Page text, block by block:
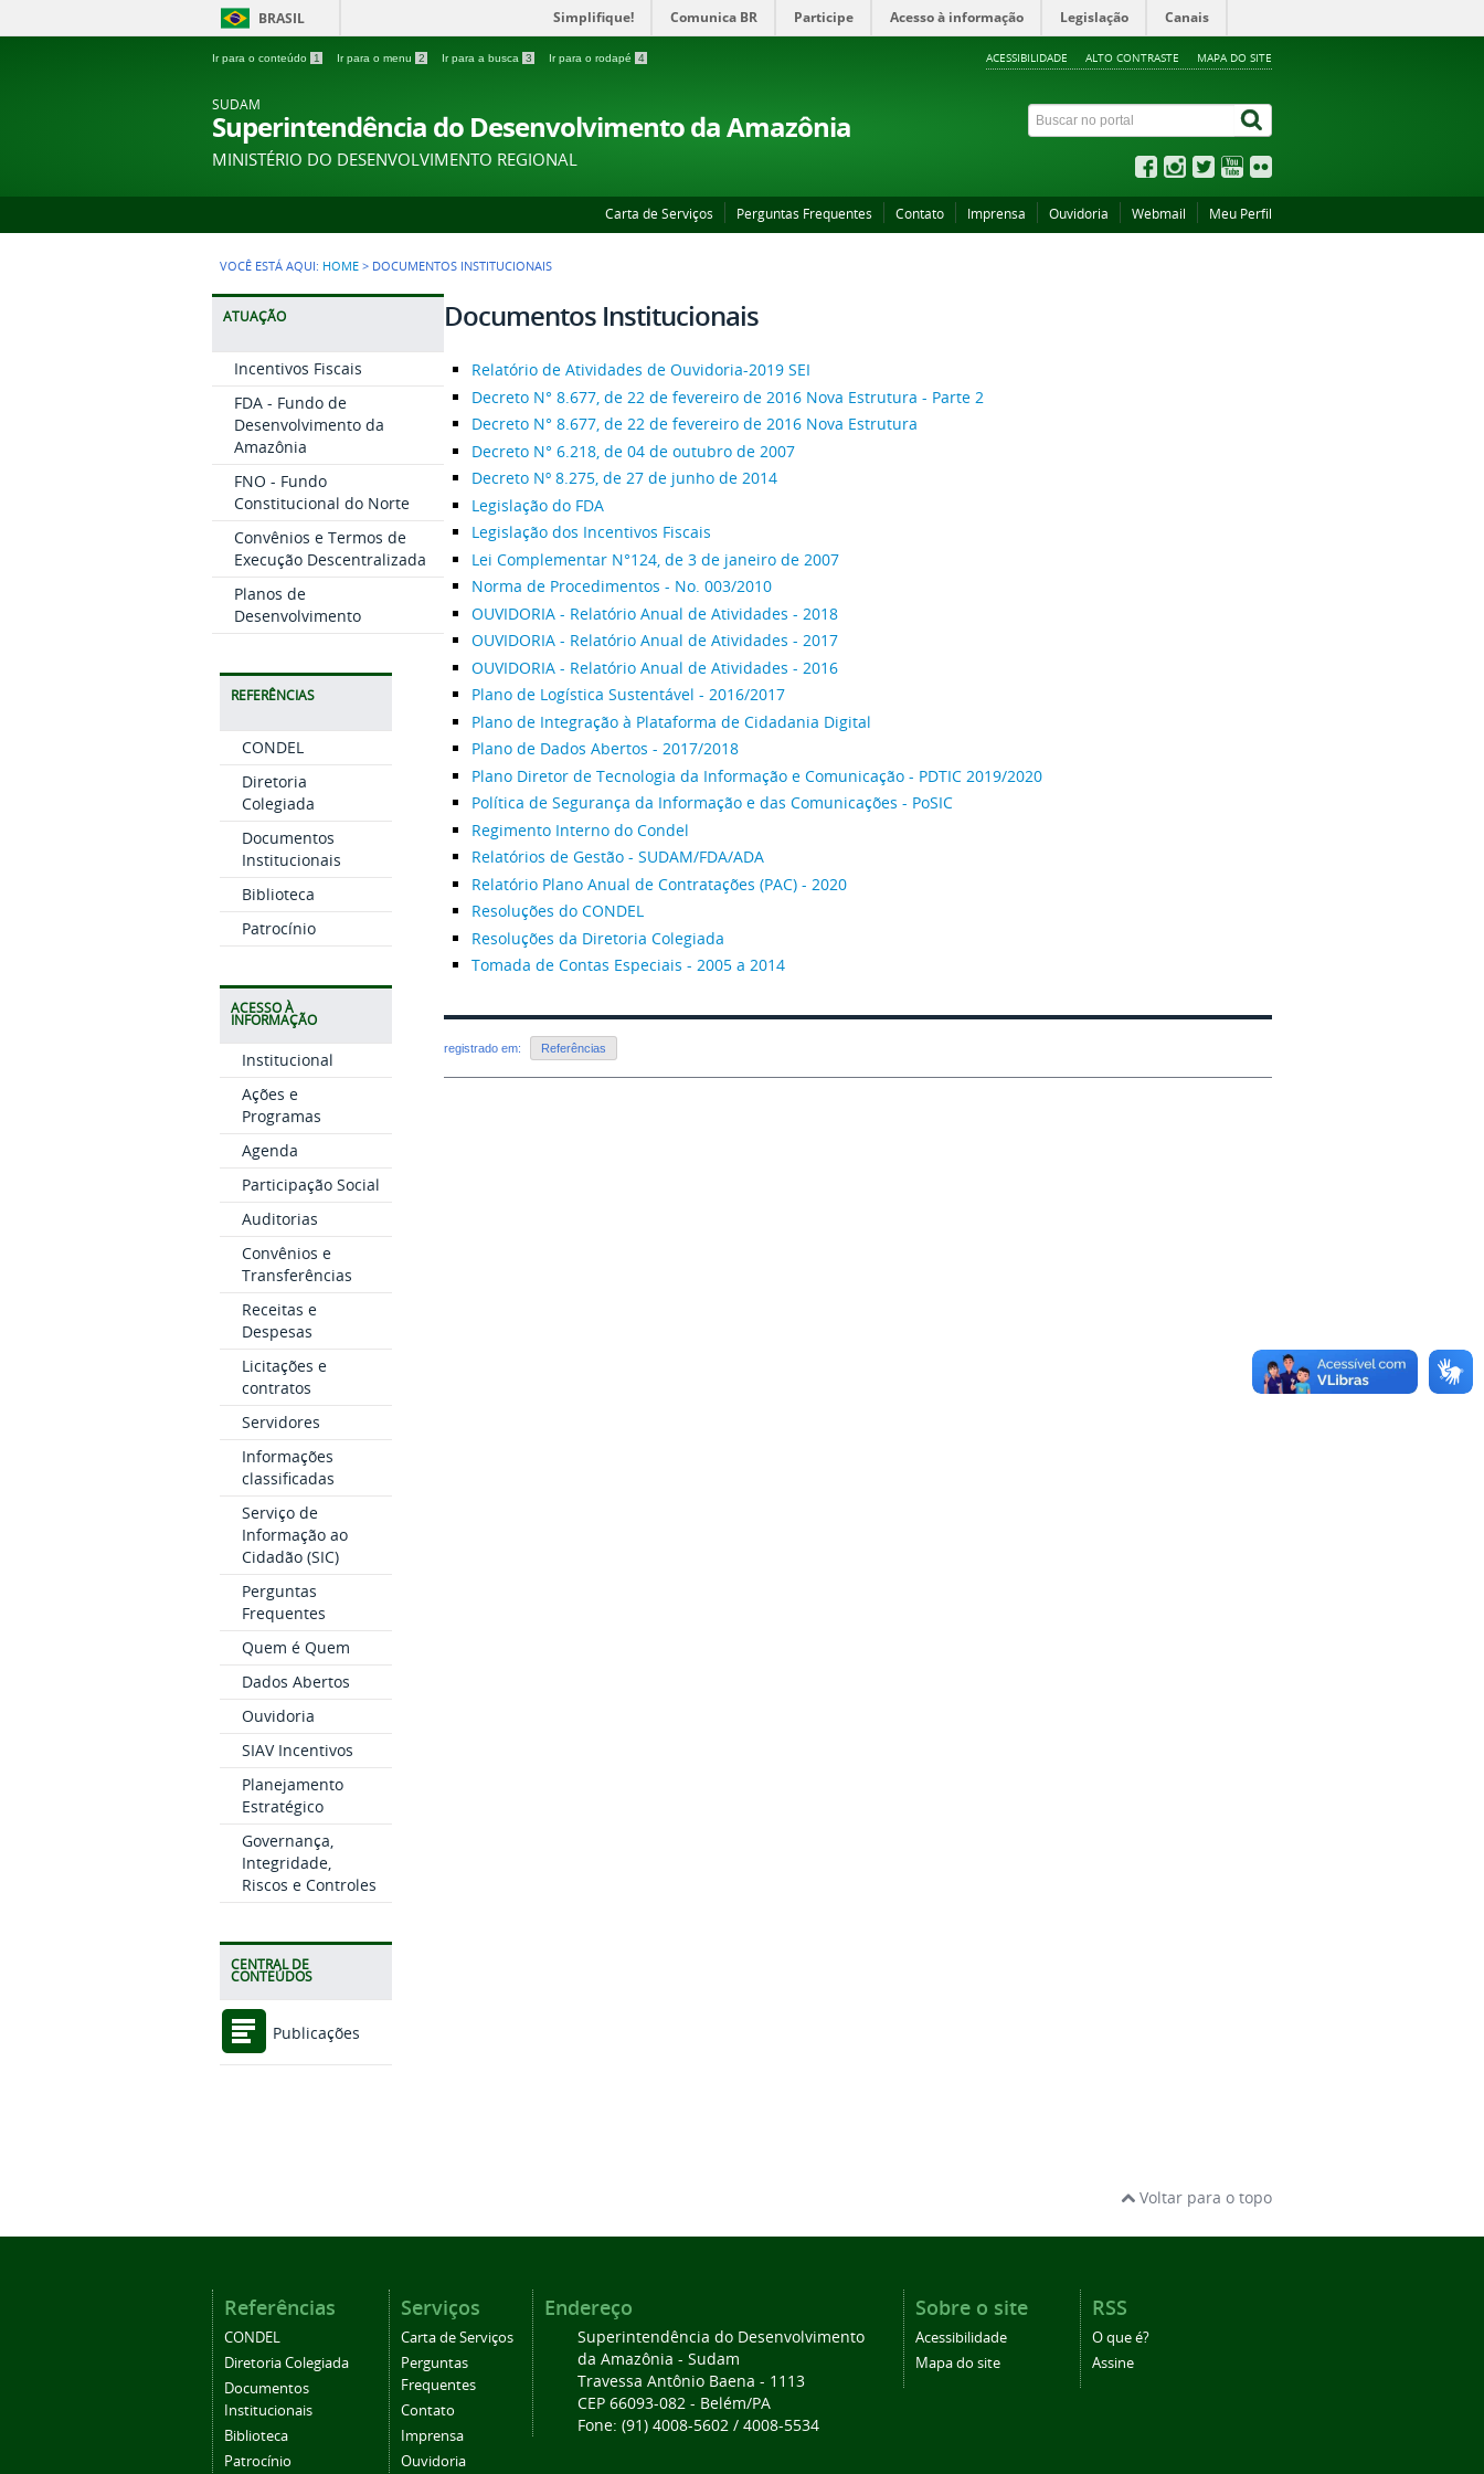
BRASIL Simplifique! Comunica BR Participe Acesso à informação Legislação Canais
Ir para o conteúdo 1 Ir para o menu 2 Ir para a busca 3 Ir para o rodapé 4 ACESSIBILIDADE ALTO CONTRASTE MAPA DO SITE
SUDAM
Superintendência do Desenvolvimento da Amazônia
MINISTÉRIO DO DESENVOLVIMENTO REGIONAL
Carta de Serviços Perguntas Frequentes Contato Imprensa Ouvidoria Webmail Meu Perfil
VOCÊ ESTÁ AQUI: HOME > DOCUMENTOS INSTITUCIONAIS
ATUAÇÃO
Incentivos Fiscais
FDA - Fundo de
Desenvolvimento da
Amazônia
FNO - Fundo
Constitucional do Norte
Convênios e Termos de
Execução Descentralizada
Planos de
Desenvolvimento
REFERÊNCIAS
CONDEL
Diretoria
Colegiada
Documentos
Institucionais
Biblioteca
Patrocínio
ACESSO À
INFORMAÇÃO
Institucional
Ações e
Programas
Agenda
Participação Social
Auditorias
Convênios e
Transferências
Receitas e
Despesas
Licitações e
contratos
Servidores
Informações
classificadas
Serviço de
Informação ao
Cidadão (SIC)
Perguntas
Frequentes
Quem é Quem
Dados Abertos
Ouvidoria
SIAV Incentivos
Planejamento
Estratégico
Governança,
Integridade,
Riscos e Controles
CENTRAL DE
CONTEÚDOS
Publicações
Documentos Institucionais
Relatório de Atividades de Ouvidoria-2019 SEI
Decreto N° 8.677, de 22 de fevereiro de 2016 Nova Estrutura - Parte 2
Decreto N° 8.677, de 22 de fevereiro de 2016 Nova Estrutura
Decreto N° 6.218, de 04 de outubro de 2007
Decreto Nº 8.275, de 27 de junho de 2014
Legislação do FDA
Legislação dos Incentivos Fiscais
Lei Complementar N°124, de 3 de janeiro de 2007
Norma de Procedimentos - No. 003/2010
OUVIDORIA - Relatório Anual de Atividades - 2018
OUVIDORIA - Relatório Anual de Atividades - 2017
OUVIDORIA - Relatório Anual de Atividades - 2016
Plano de Logística Sustentável - 2016/2017
Plano de Integração à Plataforma de Cidadania Digital
Plano de Dados Abertos - 2017/2018
Plano Diretor de Tecnologia da Informação e Comunicação - PDTIC 2019/2020
Política de Segurança da Informação e das Comunicações - PoSIC
Regimento Interno do Condel
Relatórios de Gestão - SUDAM/FDA/ADA
Relatório Plano Anual de Contratações (PAC) - 2020
Resoluções do CONDEL
Resoluções da Diretoria Colegiada
Tomada de Contas Especiais - 2005 a 2014
registrado em: Referências
Voltar para o topo
Referências
CONDEL
Diretoria Colegiada
Documentos
Institucionais
Biblioteca
Patrocínio
Serviços
Carta de Serviços
Perguntas
Frequentes
Contato
Imprensa
Ouvidoria
Endereço
Superintendência do Desenvolvimento
da Amazônia - Sudam
Travessa Antônio Baena - 1113
CEP 66093-082 - Belém/PA
Fone: (91) 4008-5602 / 4008-5534
Sobre o site
Acessibilidade
Mapa do site
RSS
O que é?
Assine